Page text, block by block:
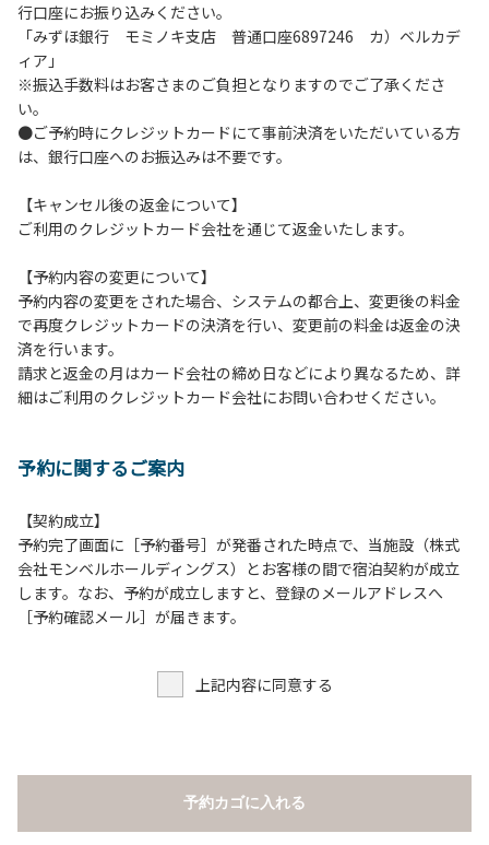
いただくことがあります。
９.施設内（駐車場含む）での事故や盗難などにつきまして
は、一切の責任を負いかねます。
【コテージご利用上の注意事項ならびに禁止事項】
１.動物（ペット類）の同伴はご遠慮願います。
３.調度品などの持ち出しはしないでください。
４.ご訪問客とのコテージ内での面会はご遠慮願います。
６.周囲に迷惑となるような行為（夜間の大声での談笑等）や
他人に嫌悪感を与えるような行為はお止めください。
７.BBQ台（BBQコンロやグリル）は室内およびデッキ部分
は使用禁止です。使用の際は土面またはアスファルト面にて
床面から高さ60cm以上離してご利用ください。
８.炭火の利用後は炭の鎮火の確認をお願いいたします。
テントの設営、テーブル・椅子の持ち出しは禁止です。
【ロッジご利用上の注意事項ならびに禁止事項】
１.動物（ペット類）の同伴はご遠慮願います。
２.安全管理上、お子様の単独での行動はご遠慮ください。
３.調度品などの持ち出しはしないでください。
６.周囲に迷惑となるような行為（夜間の大声での談笑等）や
床面から高さ60cm以上離してご利用ください。
８.炭火の利用後は炭の鎮火の確認をお願いいたします。
９.BBQ台（BBQコンロやグリル）の貸出はございません。
行口座にお振り込みください。
「みずほ銀行 モミノキ支店 普通口座6897246 カ）ベルカデ
ィア」
※振込手数料はお客さまのご負担となりますのでご了承くださ
い。
●ご予約時にクレジットカードにて事前決済をいただいている方
は、銀行口座へのお振込みは不要です。
【キャンセル後の返金について】
ご利用のクレジットカード会社を通じて返金いたします。
【予約内容の変更について】
予約内容の変更をされた場合、システムの都合上、変更後の料金
で再度クレジットカードの決済を行い、変更前の料金は返金の決
済を行います。
請求と返金の月はカード会社の締め日などにより異なるため、詳
細はご利用のクレジットカード会社にお問い合わせください。
予約に関するご案内
【契約成立】
予約完了画面に［予約番号］が発番された時点で、当施設（株式
会社モンベルホールディングス）とお客様の間で宿泊契約が成立
します。なお、予約が成立しますと、登録のメールアドレスへ
［予約確認メール］が届きます。
上記内容に同意する
予約カゴに入れる